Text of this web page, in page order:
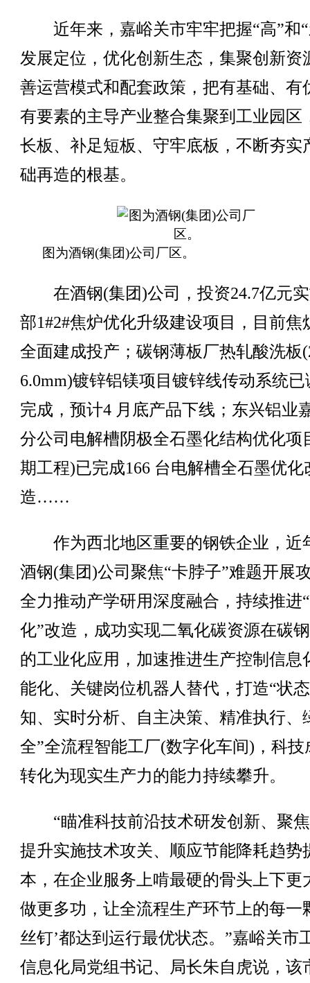
近年来，嘉峪关市牢牢把握“高”和“
发展定位，优化创新生态，集聚创新资
善运营模式和配套政策，把有基础、有
有要素的主导产业整合集聚到工业园区
长板、补足短板、守牢底板，不断夯实
础再造的根基。
图为酒钢(集团)公司厂区。
在酒钢(集团)公司，投资24.7亿元
部1#2#焦炉优化升级建设项目，目前焦
全面建成投产；碳钢薄板厂热轧酸洗
6.0mm)镀锌铝镁项目镀锌线传动系统已
完成，预计4 月底产品下线；东兴铝业
分公司电解槽阴极全石墨化结构优化项
期工程)已完成166 台电解槽全石墨优化
造……
作为西北地区重要的钢铁企业，近
酒钢(集团)公司聚焦“卡脖子”难题开展
全力推动产学研用深度融合，持续推进
化”改造，成功实现二氧化碳资源在碳
的工业化应用，加速推进生产控制信息
能化、关键岗位机器人替代，打造“状
知、实时分析、自主决策、精准执行、
全”全流程智能工厂(数字化车间)，科技
转化为现实生产力的能力持续攀升。
“瞄准科技前沿技术研发创新、聚
提升实施技术攻关、顺应节能降耗趋势
本，在企业服务上啃最硬的骨头上下更
做更多功，让全流程生产环节上的每一
丝钉’都达到运行最优状态。”嘉峪关市
信息化局党组书记、局长朱自虎说，该